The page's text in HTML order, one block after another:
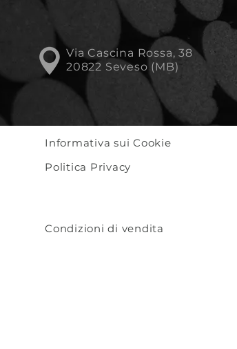
Via Cascina Rossa, 38
20822 Seveso (MB)
Informativa sui Cookie
Politica Privacy
Condizioni di vendita